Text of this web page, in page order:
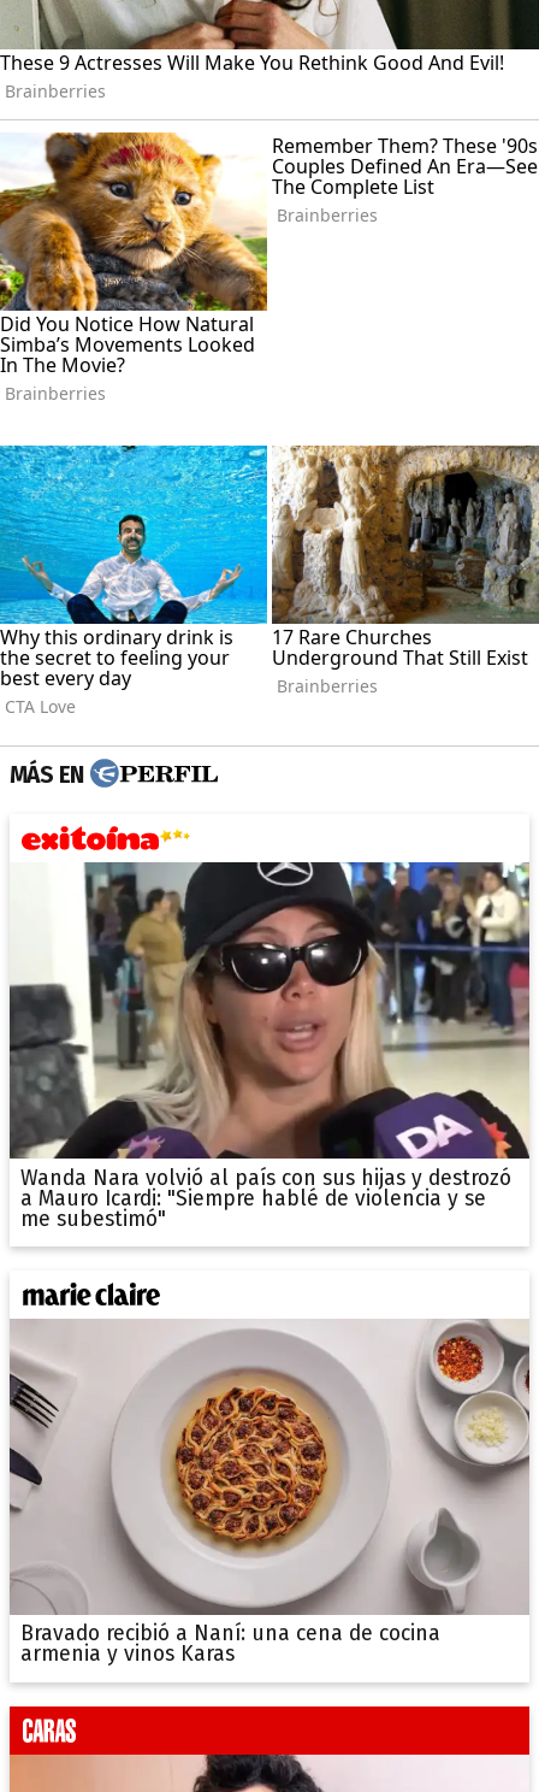
MÁS EN
Wanda Nara volvió al país con sus hijas y destrozó
a Mauro Icardi: "Siempre hablé de violencia y se
me subestimó"
Bravado recibió a Naní: una cena de cocina
armenia y vinos Karas